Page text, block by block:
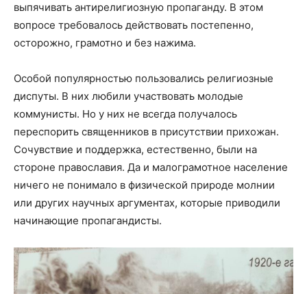
выпячивать антирелигиозную пропаганду. В этом
вопросе требовалось действовать постепенно,
осторожно, грамотно и без нажима.
Особой популярностью пользовались религиозные
диспуты. В них любили участвовать молодые
коммунисты. Но у них не всегда получалось
переспорить священников в присутствии прихожан.
Сочувствие и поддержка, естественно, были на
стороне православия. Да и малограмотное население
ничего не понимало в физической природе молнии
или других научных аргументах, которые приводили
начинающие пропагандисты.